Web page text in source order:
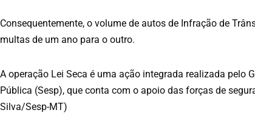
Consequentemente, o volume de autos de Infração de
multas de um ano para o outro.
A operação Lei Seca é uma ação integrada realizada pelo
Pública (Sesp), que conta com o apoio das forças de
Silva/Sesp-MT)